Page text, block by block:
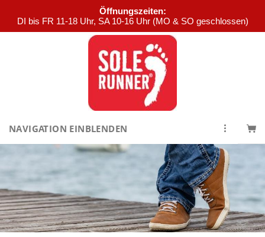
Öffnungszeiten:
DI bis FR 11-18 Uhr, SA 10-16 Uhr (MO & SO geschlossen)
NAVIGATION EINBLENDEN